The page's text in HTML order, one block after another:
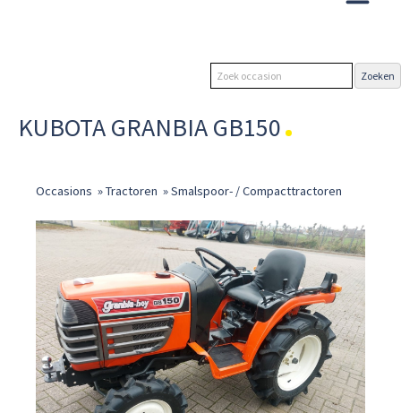
KUBOTA GRANBIA GB150
Occasions »Tractoren »Smalspoor- / Compacttractoren